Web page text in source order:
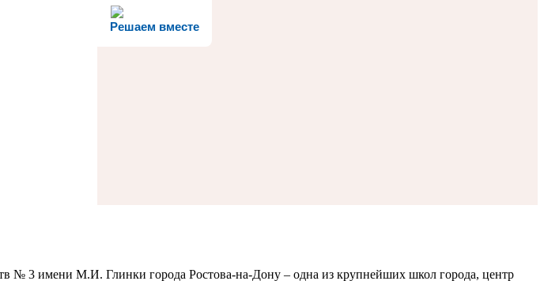
Решаем вместе
№ 3 имени М.И. Глинки города Ростова-на-Дону – одна из крупнейших школ города, центр